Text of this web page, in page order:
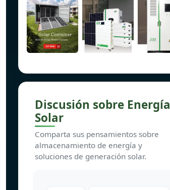
Discusión sobre Energía
Solar
Comparta sus pensamientos sobre
almacenamiento de energía y
soluciones de generación solar.